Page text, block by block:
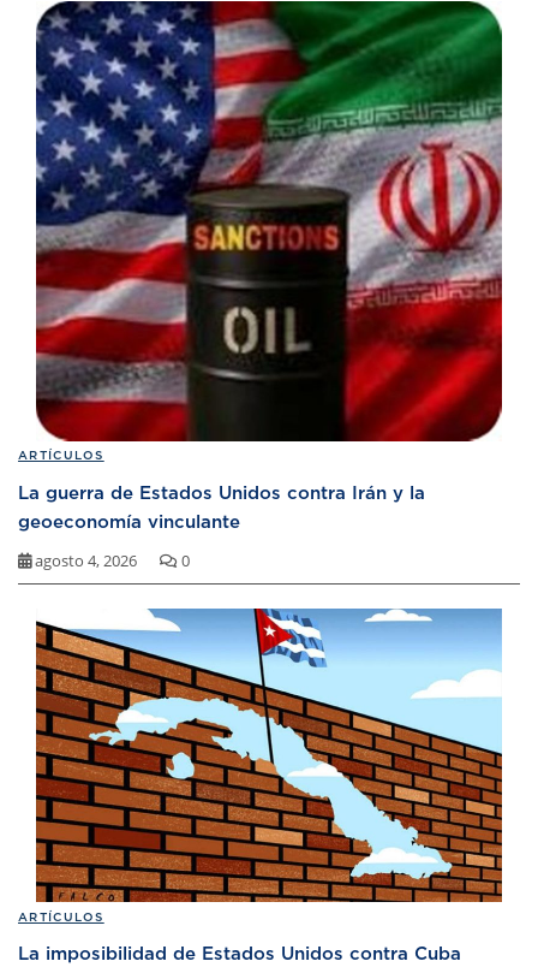
ARTÍCULOS
La guerra de Estados Unidos contra Irán y la
geoeconomía vinculante
agosto 4, 2026 0
ARTÍCULOS
La imposibilidad de Estados Unidos contra Cuba